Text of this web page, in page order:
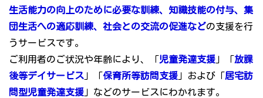
生活能力の向上のために必要な訓練、知識技能の付与、集
団生活への適応訓練、社会との交流の促進などの支援を行
うサービスです。
ご利用者のご状況や年齢により、「児童発達支援 」「放課
後等デイサービス 」「保育所等訪問支援 」および「居宅訪
問型児童発達支援 」などのサービスにわかれます。